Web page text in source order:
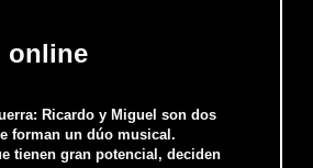
online
Ricardo y Miguel son dos
forman un dúo musical.
tienen gran potencial, deciden